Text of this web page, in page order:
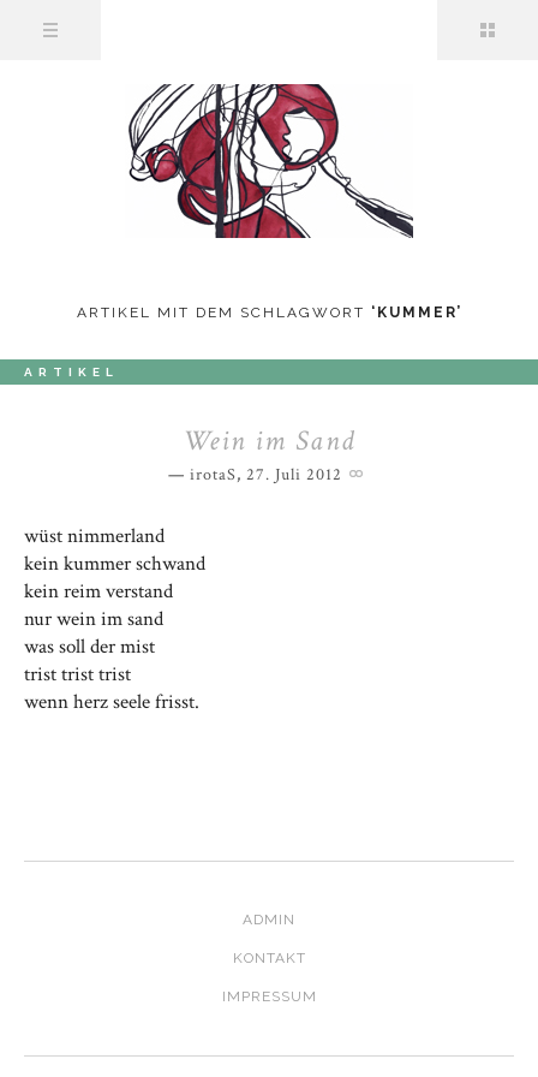
ARTIKEL MIT DEM SCHLAGWORT ‘ KUMMER’
ARTIKEL
Wein im Sand
irotaS, 27. Juli 2012
wüst nimmerland
kein kummer schwand
kein reim verstand
nur wein im sand
was soll der mist
trist trist trist
wenn herz seele frisst.
ADMIN
KONTAKT
IMPRESSUM